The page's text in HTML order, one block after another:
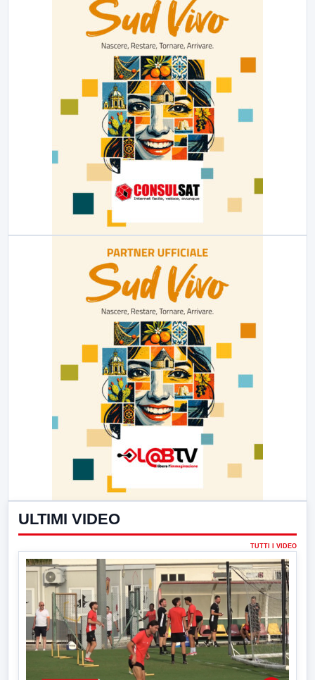
ULTIMI VIDEO
TUTTI I VIDEO